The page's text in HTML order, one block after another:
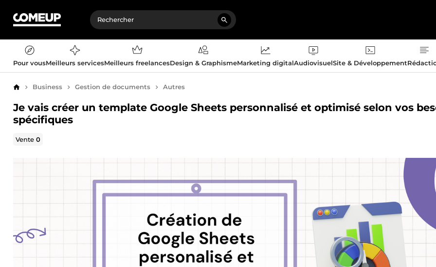
Pour vousMeilleurs servicesMeilleurs freelancesDesign & GraphismeMarketing digitalAudiovisuelSite & Développement
AccueilBusiness Gestion de documents Autres
Je vais créer un template Google Sheets personnalisé et optimisé selon vos
spécifiques
Vente0